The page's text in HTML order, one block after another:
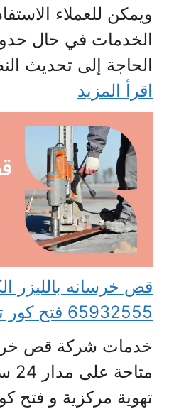
ويمكن للعملاء
الخدمات في حال
الحاجة إلى تحديث
اقرأ المزيد
قص خرسانه بالليزر
65932555 فتح كور تكييف
خدمات شركة قص
تهوية مركزية و فتح